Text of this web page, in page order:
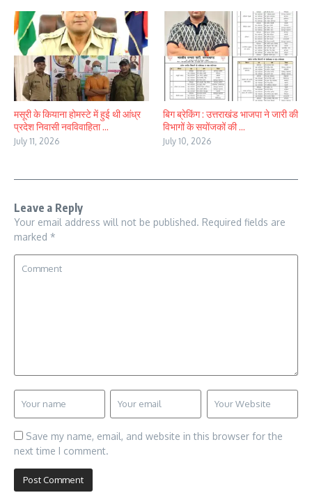
मसूरी के कियाना होमस्टे में हुई थी आंध्र
प्रदेश निवासी नवविवाहिता ...
July 11, 2026
बिग ब्रेकिंग : उत्तराखंड भाजपा ने जारी की
विभागों के सयोंजकों की ...
July 10, 2026
Leave a Reply
Your email address will not be published. Required fields are
marked *
Save my name, email, and website in this browser for the
next time I comment.